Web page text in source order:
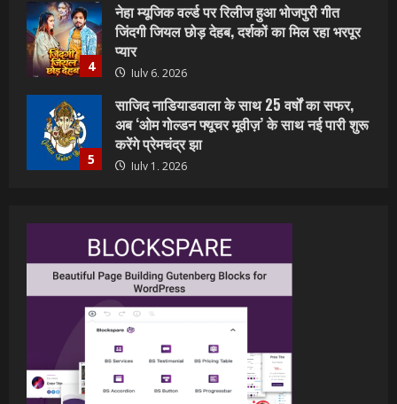
5
साजिद नाडियाडवाला के साथ 25 वर्षों का सफर,
अब ‘ओम गोल्डन फ्यूचर मूवीज़’ के साथ नई पारी शुरू
करेंगे प्रेमचंद्र झा
July 1, 2026
1
शिवानी सिंह का नया बोलबम गीत तोहरे के मांगिला
जानु हुआ रिलीज, दर्शकों का मिल रहा भरपूर प्यार
July 23, 2026
2
शूटिंग
July 20, 2026
पवन सिंह का बॉलीवुड में महाधमाका, ‘सिर्फ आपके’
की शूटिंग लखनऊ और भोपाल में हुई पूरी”
नेहा म्यूजिक वर्ल्ड पर रिलीज हुआ भोजपुरी गीत